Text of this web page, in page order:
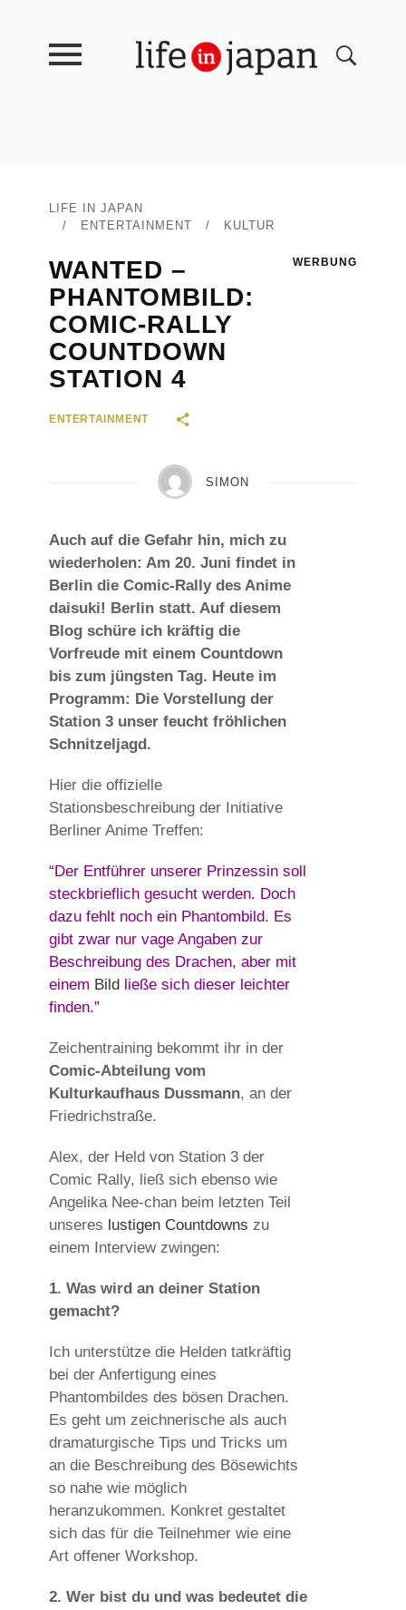
LIFE IN JAPAN
/
ENTERTAINMENT / KULTUR
WANTED –
PHANTOMBILD:
COMIC-RALLY
COUNTDOWN
STATION 4
WERBUNG
ENTERTAINMENT
SIMON
Auch auf die Gefahr hin, mich zu
wiederholen: Am 20. Juni findet in
Berlin die Comic-Rally des Anime
daisuki! Berlin statt. Auf diesem
Blog schüre ich kräftig die
Vorfreude mit einem Countdown
bis zum jüngsten Tag. Heute im
Programm: Die Vorstellung der
Station 3 unser feucht fröhlichen
Schnitzeljagd.
Hier die offizielle
Stationsbeschreibung der Initiative
Berliner Anime Treffen:
“Der Entführer unserer Prinzessin soll
steckbrieflich gesucht werden. Doch
dazu fehlt noch ein Phantombild. Es
gibt zwar nur vage Angaben zur
Beschreibung des Drachen, aber mit
einem Bild ließe sich dieser leichter
finden.”
Zeichentraining bekommt ihr in der
Comic-Abteilung vom
Kulturkaufhaus Dussmann, an der
Friedrichstraße.
Alex, der Held von Station 3 der
Comic Rally, ließ sich ebenso wie
Angelika Nee-chan beim letzten Teil
unseres lustigen Countdowns zu
einem Interview zwingen:
1. Was wird an deiner Station
gemacht?
Ich unterstütze die Helden tatkräftig
bei der Anfertigung eines
Phantombildes des bösen Drachen.
Es geht um zeichnerische als auch
dramaturgische Tips und Tricks um
an die Beschreibung des Bösewichts
so nahe wie möglich
heranzukommen. Konkret gestaltet
sich das für die Teilnehmer wie eine
Art offener Workshop.
2. Wer bist du und was bedeutet die